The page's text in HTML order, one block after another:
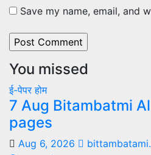
Save my name, email, and
You missed
ई-पेपरहोम
7 Aug Bitambatmi
pages
Aug 6, 2026